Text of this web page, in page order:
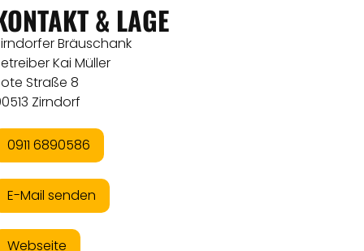
& LAGE
Bräuschank
Kai Müller
Straße 8
Zirndorf
0911 6890586
E-Mail senden
Webseite